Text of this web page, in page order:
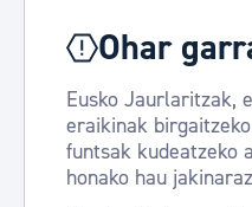
Ohar
Eusko Jaurlaritzak,
eraikinak
funtsak kudeatzeko
honako hau